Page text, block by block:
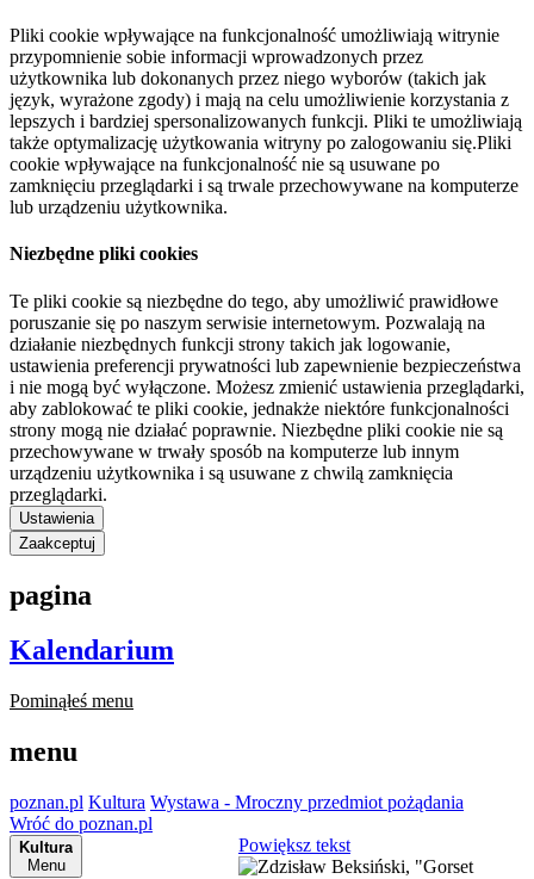
Pliki cookie wpływające na funkcjonalność umożliwiają witrynie
przypomnienie sobie informacji wprowadzonych przez
użytkownika lub dokonanych przez niego wyborów (takich jak
język, wyrażone zgody) i mają na celu umożliwienie korzystania z
lepszych i bardziej spersonalizowanych funkcji. Pliki te umożliwiają
także optymalizację użytkowania witryny po zalogowaniu się.Pliki
cookie wpływające na funkcjonalność nie są usuwane po
zamknięciu przeglądarki i są trwale przechowywane na komputerze
lub urządzeniu użytkownika.
Niezbędne pliki cookies
Te pliki cookie są niezbędne do tego, aby umożliwić prawidłowe
poruszanie się po naszym serwisie internetowym. Pozwalają na
działanie niezbędnych funkcji strony takich jak logowanie,
ustawienia preferencji prywatności lub zapewnienie bezpieczeństwa
i nie mogą być wyłączone. Możesz zmienić ustawienia przeglądarki,
aby zablokować te pliki cookie, jednakże niektóre funkcjonalności
strony mogą nie działać poprawnie. Niezbędne pliki cookie nie są
przechowywane w trwały sposób na komputerze lub innym
urządzeniu użytkownika i są usuwane z chwilą zamknięcia
przeglądarki.
Ustawienia
Zaakceptuj
pagina
Kalendarium
Pominąłeś menu
menu
poznan.pl Kultura Wystawa - Mroczny przedmiot pożądania
Wróć do poznan.pl
Kultura
Menu
Powiększ tekst